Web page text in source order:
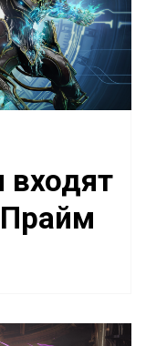
входят